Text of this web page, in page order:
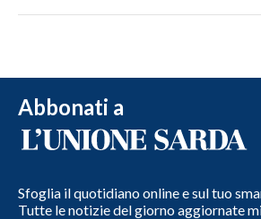
Abbonati a
Sfoglia il quotidiano online e sul tuo
Tutte le notizie del giorno aggiornate